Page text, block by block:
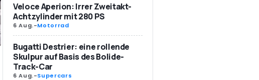
Veloce Aperion: Irrer Zweitakt-
Achtzylinder mit 280 PS
6 Aug.-Motorrad
Bugatti Destrier: eine rollende
Skulpur auf Basis des Bolide-
Track-Car
6 Aug.-Supercars